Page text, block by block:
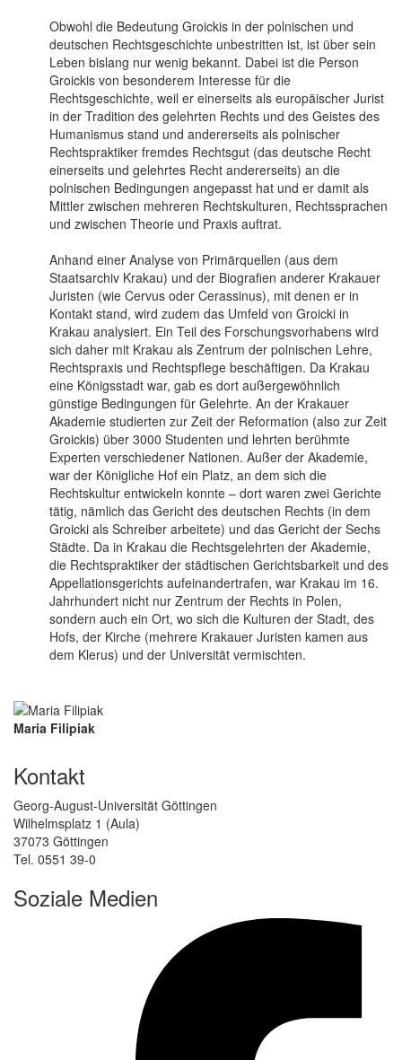
Obwohl die Bedeutung Groickis in der polnischen und
deutschen Rechtsgeschichte unbestritten ist, ist über sein
Leben bislang nur wenig bekannt. Dabei ist die Person
Groickis von besonderem Interesse für die
Rechtsgeschichte, weil er einerseits als europäischer Jurist
in der Tradition des gelehrten Rechts und des Geistes des
Humanismus stand und andererseits als polnischer
Rechtspraktiker fremdes Rechtsgut (das deutsche Recht
einerseits und gelehrtes Recht andererseits) an die
polnischen Bedingungen angepasst hat und er damit als
Mittler zwischen mehreren Rechtskulturen, Rechtssprachen
und zwischen Theorie und Praxis auftrat.
Anhand einer Analyse von Primärquellen (aus dem
Staatsarchiv Krakau) und der Biografien anderer Krakauer
Juristen (wie Cervus oder Cerassinus), mit denen er in
Kontakt stand, wird zudem das Umfeld von Groicki in
Krakau analysiert. Ein Teil des Forschungsvorhabens wird
sich daher mit Krakau als Zentrum der polnischen Lehre,
Rechtspraxis und Rechtspflege beschäftigen. Da Krakau
eine Königsstadt war, gab es dort außergewöhnlich
günstige Bedingungen für Gelehrte. An der Krakauer
Akademie studierten zur Zeit der Reformation (also zur Zeit
Groickis) über 3000 Studenten und lehrten berühmte
Experten verschiedener Nationen. Außer der Akademie,
war der Königliche Hof ein Platz, an dem sich die
Rechtskultur entwickeln konnte – dort waren zwei Gerichte
tätig, nämlich das Gericht des deutschen Rechts (in dem
Groicki als Schreiber arbeitete) und das Gericht der Sechs
Städte. Da in Krakau die Rechtsgelehrten der Akademie,
die Rechtspraktiker der städtischen Gerichtsbarkeit und des
Appellationsgerichts aufeinandertrafen, war Krakau im 16.
Jahrhundert nicht nur Zentrum der Rechts in Polen,
sondern auch ein Ort, wo sich die Kulturen der Stadt, des
Hofs, der Kirche (mehrere Krakauer Juristen kamen aus
dem Klerus) und der Universität vermischten.
Maria Filipiak
Kontakt
Georg-August-Universität Göttingen
Wilhelmsplatz 1 (Aula)
37073 Göttingen
Tel. 0551 39-0
Soziale Medien